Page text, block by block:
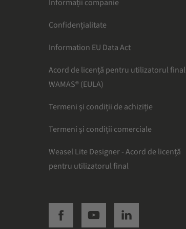
Informații companie
Confidențialitate
Information EU Data Act
Acord de licență pentru utilizatorul final
WAMAS® (EULA)
Termeni și condiții de achiziție
Termeni și condiții comerciale
Weasel Lite Designer - Acord de licență
pentru utilizatorul final
SSI facebookSSI youtubeSSI linkedin